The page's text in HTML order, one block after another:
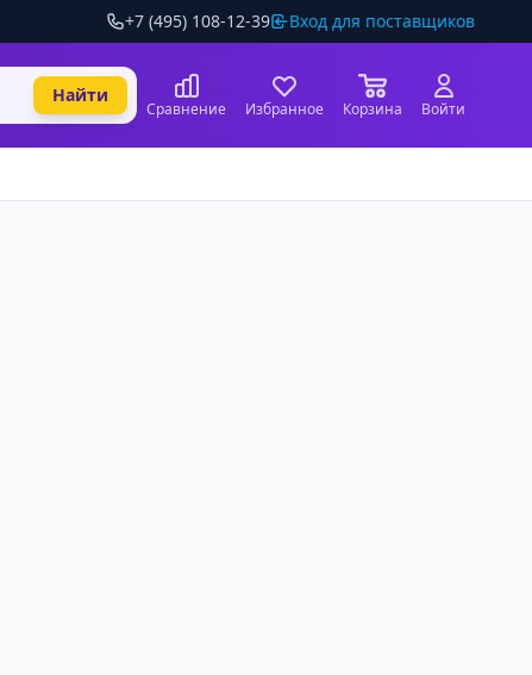
+7 (495) 108-12-39 Вход для поставщиков
Найти
Сравнение Избранное Корзина Войти